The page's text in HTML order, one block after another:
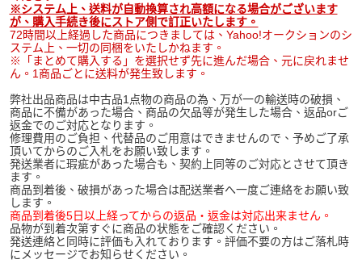
※システム上、送料が自動換算され高額になる場合がございます
が、購入手続き後にストア側で訂正いたします。
72時間以上経過した商品につきましては、Yahoo!オークションのシ
ステム上、一切の同梱をいたしかねます。
※「まとめて購入する」を選択せず先に進んだ場合、元に戻れませ
ん。1商品ごとに送料が発生致します。
弊社出品商品は中古品1点物の商品の為、万が一の輸送時の破損、
商品に不備があった場合、商品の欠品等が発生した場合、返品orご
返金でのご対応となります。
修理費用のご負担、代替品のご用意はできませんので、予めご了承
頂いてからのご入札をお願い致します。
発送業者に瑕疵があった場合も、契約上同等のご対応とさせて頂き
ます。
商品到着後、破損があった場合は配送業者へ一度ご連絡をお願い致
します。
商品到着後5日以上経ってからの返品・返金は対応出来ません。
品物が到着次第すぐに商品の状態をご確認ください。
発送連絡と同時に評価も入れております。評価不要の方はご落札時
にメッセージでお知らせください。